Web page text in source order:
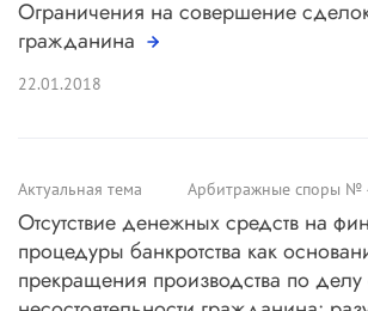
Ограничения на совершение
гражданина
22.01.2018
Актуальная тема Арбитражные споры №
Отсутствие денежных средств на
процедуры банкротства как
прекращения производства по